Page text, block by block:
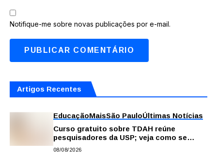
Notifique-me sobre novas publicações por e-mail.
Artigos Recentes
EducaçãoMaisSão PauloÚltimas Notícias
Curso gratuito sobre TDAH reúne
pesquisadores da USP; veja como se
inscrever
08/08/2026